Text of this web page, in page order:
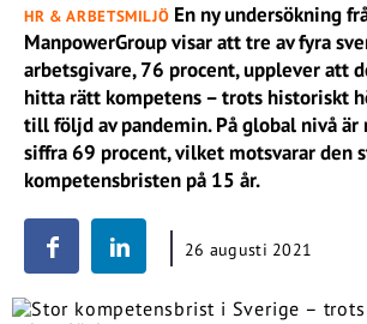
HR & ARBETSMILJÖ En ny undersökning
ManpowerGroup visar att tre av fyra
arbetsgivare, 76 procent, upplever att
hitta rätt kompetens – trots historiskt
till följd av pandemin. På global nivå är
siffra 69 procent, vilket motsvarar den
kompetensbristen på 15 år.
26 augusti 2021